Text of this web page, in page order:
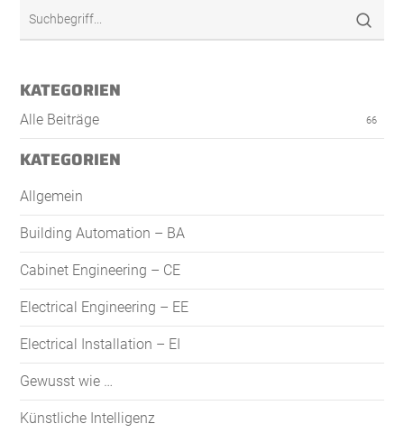
KATEGORIEN
Alle Beiträge 66
KATEGORIEN
Allgemein
Building Automation – BA
Cabinet Engineering – CE
Electrical Engineering – EE
Electrical Installation – EI
Gewusst wie …
Künstliche Intelligenz